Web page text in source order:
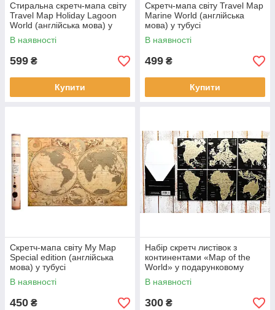
Стиральна скретч-мапа світу
Travel Map Holiday Lagoon
World (англійська мова) у
тубусі
В наявності
599 ₴
Купити
Скретч-мапа світу Travel Map
Marine World (англійська
мова) у тубусі
В наявності
499 ₴
Купити
Скретч-мапа світу My Map
Special edition (англійська
мова) у тубусі
В наявності
450 ₴
Набір скретч листівок з
континентами «Map of the
World» у подарунковому
конверті
В наявності
300 ₴